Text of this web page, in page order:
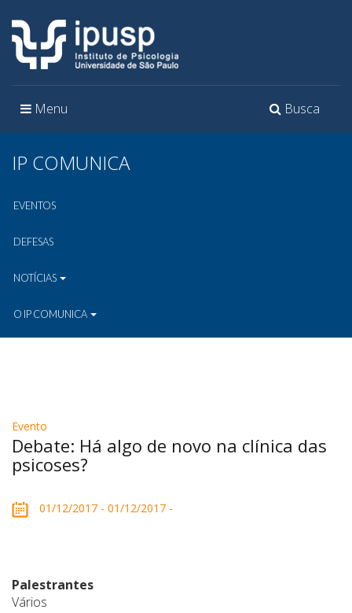
Toggle
Busca
Toggle
Menu
IP COMUNICA
EVENTOS
DEFESAS
NOTÍCIAS
O IP COMUNICA
Evento
Debate: Há algo de novo na clínica das
psicoses?
01/12/2017 - 01/12/2017 -
Palestrantes
Vários